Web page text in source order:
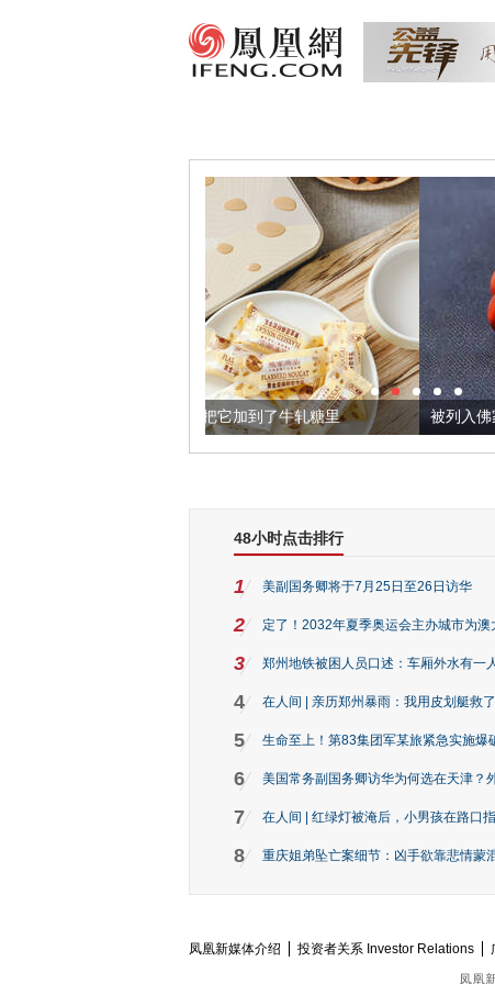
麻籽，我们把它加到了牛轧糖里 被列入佛家七宝的它到
48小时点击排行
1 美副国务卿将于7月25日至26日访华
2 定了！2032年夏季奥运会主办城市为澳
3 郑州地铁被困人员口述：车厢外水有一
4 在人间 | 亲历郑州暴雨：我用皮划艇救
5 生命至上！第83集团军某旅紧急实施爆
6 美国常务副国务卿访华为何选在天津？
7 在人间 | 红绿灯被淹后，小男孩在路口
8 重庆姐弟坠亡案细节：凶手欲靠悲情蒙
凤凰新媒体介绍 投资者关系 Investor Relations
凤凰